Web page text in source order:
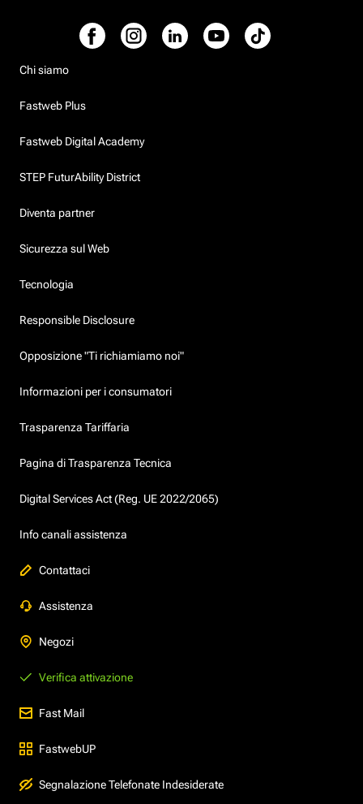
Chi siamo
Fastweb Plus
Fastweb Digital Academy
STEP FuturAbility District
Diventa partner
Sicurezza sul Web
Tecnologia
Responsible Disclosure
Opposizione "Ti richiamiamo noi"
Informazioni per i consumatori
Trasparenza Tariffaria
Pagina di Trasparenza Tecnica
Digital Services Act (Reg. UE 2022/2065)
Info canali assistenza
Contattaci
Assistenza
Negozi
Verifica attivazione
Fast Mail
FastwebUP
Segnalazione Telefonate Indesiderate